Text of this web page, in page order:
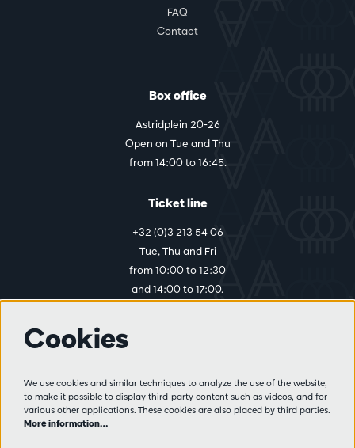
FAQ
Contact
Box office
Astridplein 20-26
Open on Tue and Thu
from 14:00 to 16:45.
Ticket line
+32 (0)3 213 54 06
Tue, Thu and Fri
from 10:00 to 12:30
and 14:00 to 17:00.
Visitor rules
Privacy
Cookies
We use cookies and similar techniques to analyze the use of the website,
to make it possible to display third-party content such as videos, and for
various other applications. These cookies are also placed by third parties.
More information…